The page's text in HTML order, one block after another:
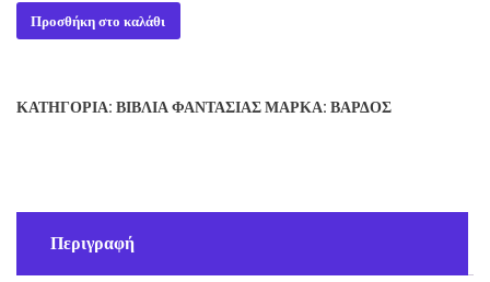
LUCIFER'S
HAMMER
NIVEN
Προσθήκη στο καλάθι
ΚΑΤΗΓΟΡΊΑ: ΒΙΒΛΊΑ ΦΑΝΤΑΣΊΑΣΜΆΡΚΑ: ΒΆΡΔΟΣ
Περιγραφή